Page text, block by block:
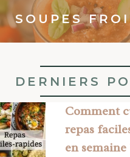
SOUPES
DERNIERS
Comment
repas
en semaine